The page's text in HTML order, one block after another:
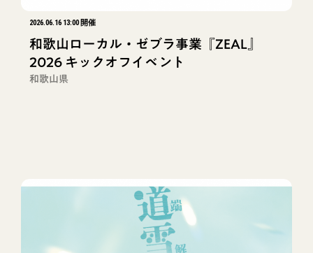
2026.06.16 13:00 開催
和歌山ローカル・ゼブラ事業『ZEAL』
2026 キックオフイベント
和歌山県